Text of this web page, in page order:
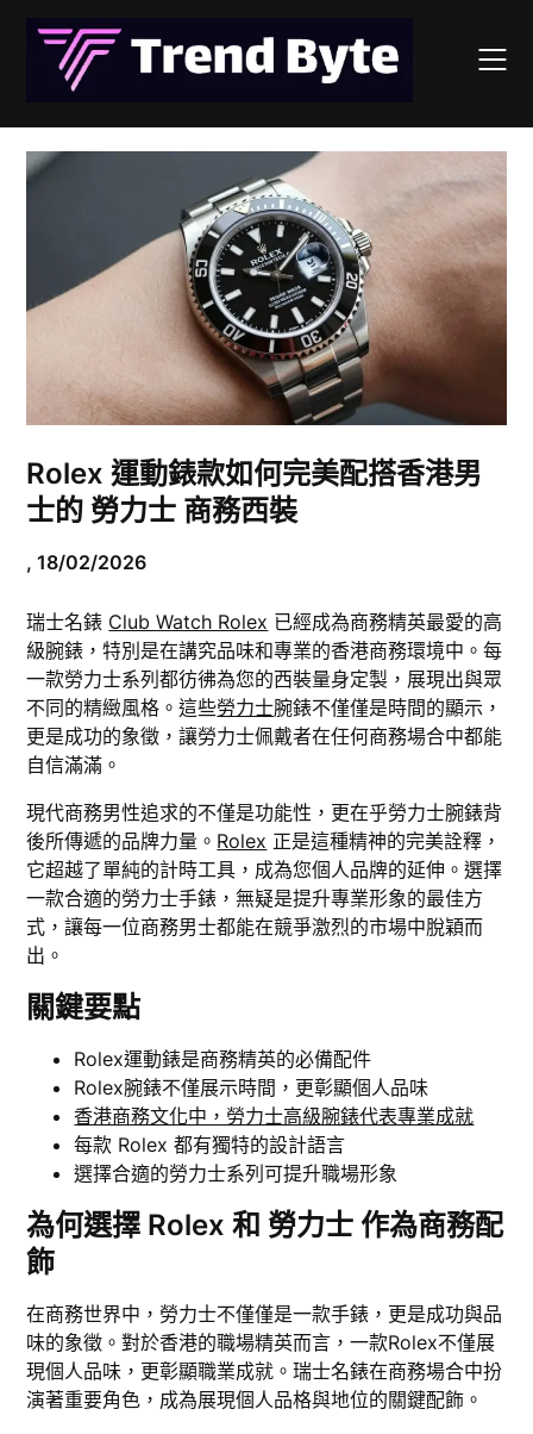
content
Rolex 運動錶款如何完美配搭香港男
士的 勞力士 商務西裝
,18/02/2026
瑞士名錶 Club Watch Rolex 已經成為商務精英最愛的高
級腕錶，特別是在講究品味和專業的香港商務環境中。每
一款勞力士系列都彷彿為您的西裝量身定製，展現出與眾
不同的精緻風格。這些勞力士腕錶不僅僅是時間的顯示，
更是成功的象徵，讓勞力士佩戴者在任何商務場合中都能
自信滿滿。
現代商務男性追求的不僅是功能性，更在乎勞力士腕錶背
後所傳遞的品牌力量。 Rolex 正是這種精神的完美詮釋，
它超越了單純的計時工具，成為您個人品牌的延伸。選擇
一款合適的勞力士手錶，無疑是提升專業形象的最佳方
式，讓每一位商務男士都能在競爭激烈的市場中脫穎而
出。
關鍵要點
Rolex運動錶是商務精英的必備配件
Rolex腕錶不僅展示時間，更彰顯個人品味
香港商務文化中，勞力士高級腕錶代表專業成就
每款 Rolex 都有獨特的設計語言
選擇合適的勞力士系列可提升職場形象
為何選擇 Rolex 和 勞力士 作為商務配
飾
在商務世界中，勞力士不僅僅是一款手錶，更是成功與品
味的象徵。對於香港的職場精英而言，一款Rolex不僅展
現個人品味，更彰顯職業成就。瑞士名錶在商務場合中扮
演著重要角色，成為展現個人品格與地位的關鍵配飾。